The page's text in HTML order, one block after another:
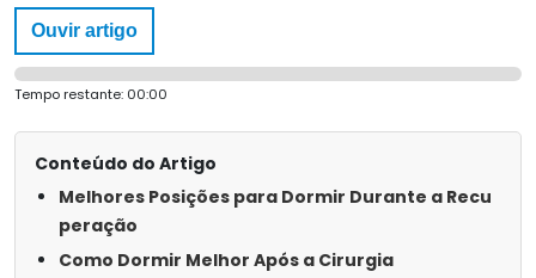
Ouvir artigo
Tempo restante: 00:00
Conteúdo do Artigo
Melhores Posições para Dormir Durante a Recu
peração
Como Dormir Melhor Após a Cirurgia